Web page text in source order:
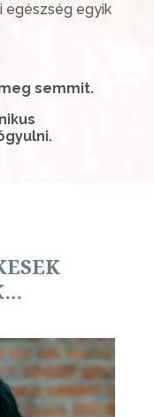
egészség egyik
semmit.